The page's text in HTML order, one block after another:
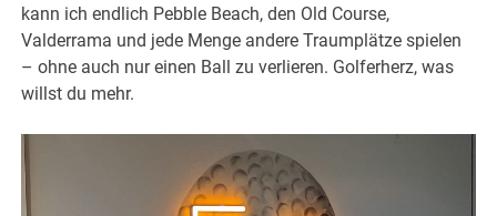
kann ich endlich Pebble Beach, den Old Course,
Valderrama und jede Menge andere Traumplätze spielen
– ohne auch nur einen Ball zu verlieren. Golferherz, was
willst du mehr.